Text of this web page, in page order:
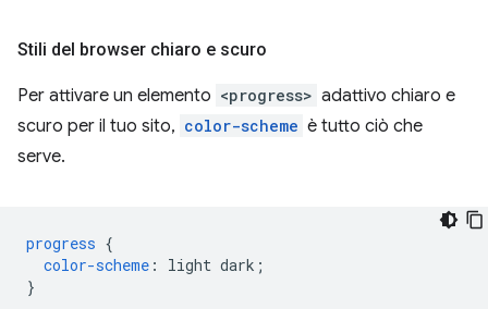
Stili del browser chiaro e scuro
Per attivare un elemento <progress> adattivo chiaro e
scuro per il tuo sito, color-scheme è tutto ciò che
serve.
progress {
color-scheme : light dark ;
}